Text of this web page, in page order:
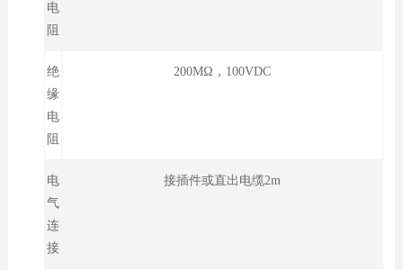
电
阻
绝
缘
电
阻
200MΩ，100VDC
电
气
连
接
接插件或直出电缆2m